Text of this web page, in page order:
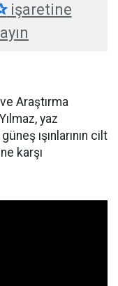
işaretine
Araştırma
yaz
ışınlarının cilt
karşı